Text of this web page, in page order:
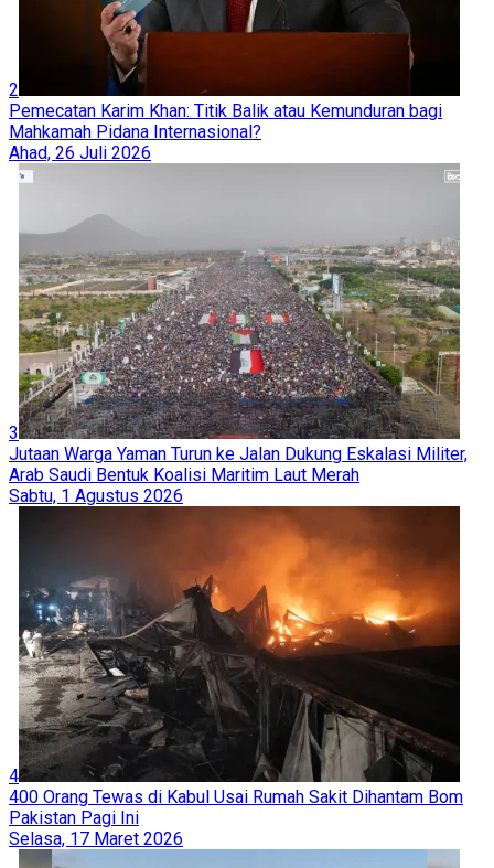
2
Pemecatan Karim Khan: Titik Balik atau Kemunduran bagi
Mahkamah Pidana Internasional?
Ahad, 26 Juli 2026
3
Jutaan Warga Yaman Turun ke Jalan Dukung Eskalasi Militer,
Arab Saudi Bentuk Koalisi Maritim Laut Merah
Sabtu, 1 Agustus 2026
4
400 Orang Tewas di Kabul Usai Rumah Sakit Dihantam Bom
Pakistan Pagi Ini
Selasa, 17 Maret 2026